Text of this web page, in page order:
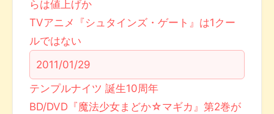
らは値上げか
TVアニメ『シュタインズ・ゲート』は1クー
ルではない
2011/01/29
テンプルナイツ 誕生10周年
BD/DVD『魔法少女まどか☆マギカ』第2巻が